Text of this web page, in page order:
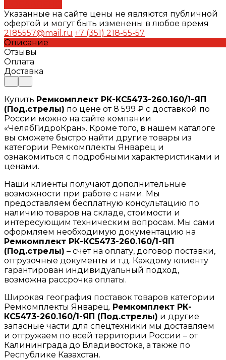
Указанные на сайте цены не являются публичной
офертой и могут быть изменены в любое время
2185557@mail.ru +7 (351) 218-55-57
Описание
Отзывы
Оплата
Доставка
Купить Ремкомплект РК-КС5473-260.160/1-ЯП
(Под.стрелы) по цене от 8 599 ₽ с доставкой по
России можно на сайте компании
«ЧелябГидроКран». Кроме того, в нашем каталоге
вы сможете быстро найти другие товары из
категории Ремкомплекты Январец и
ознакомиться с подробными характеристиками и
ценами.
Наши клиенты получают дополнительные
возможности при работе с нами. Мы
предоставляем бесплатную консультацию по
наличию товаров на складе, стоимости и
интересующим техническим вопросам. Мы сами
оформляем необходимую документацию на
Ремкомплект РК-КС5473-260.160/1-ЯП
(Под.стрелы) – счет на оплату, договор поставки,
отгрузочные документы и т.д. Каждому клиенту
гарантирован индивидуальный подход,
возможна рассрочка оплаты.
Широкая география поставок товаров категории
Ремкомплекты Январец. Ремкомплект РК-
КС5473-260.160/1-ЯП (Под.стрелы) и другие
запасные части для спецтехники мы доставляем
и отгружаем по всей территории России – от
Калининграда до Владивостока, а также по
Республике Казахстан.